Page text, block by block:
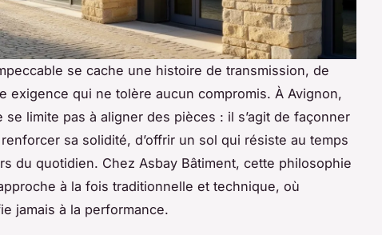
se cache une histoire de transmission, de
exigence qui ne tolère aucun compromis. À Avignon,
se limite pas à aligner des pièces : il s’agit de façonner
renforcer sa solidité, d’offrir un sol qui résiste au temps
du quotidien. Chez Asbay Bâtiment, cette philosophie
à la fois traditionnelle et technique, où
jamais à la performance.